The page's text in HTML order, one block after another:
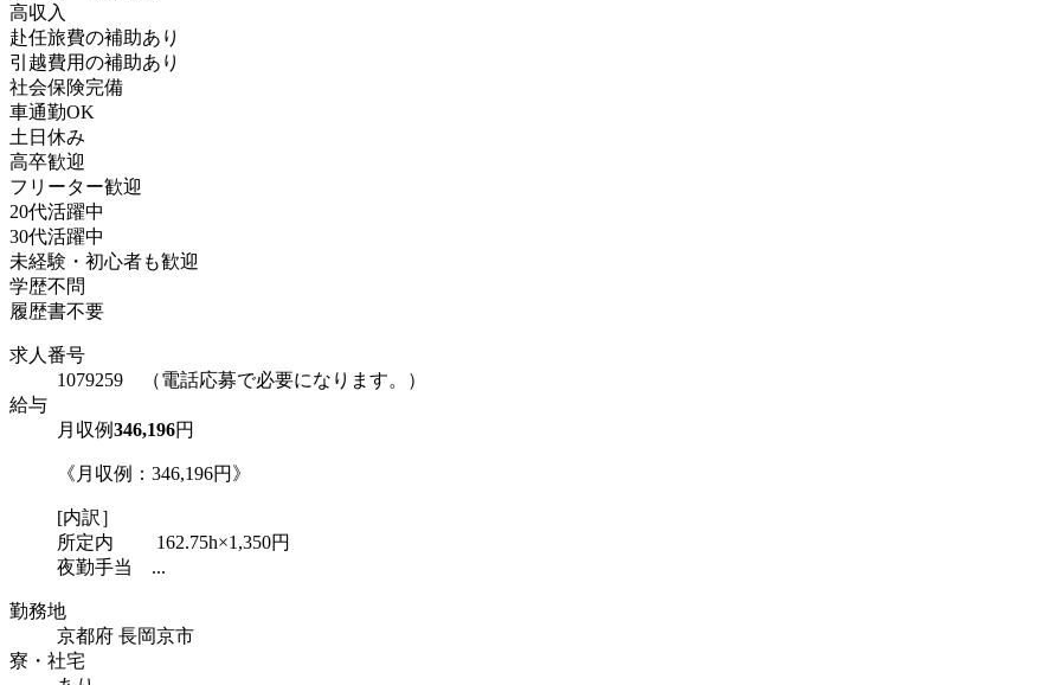
高収入
赴任旅費の補助あり
引越費用の補助あり
社会保険完備
車通勤OK
土日休み
高卒歓迎
フリーター歓迎
20代活躍中
30代活躍中
未経験・初心者も歓迎
学歴不問
履歴書不要
求人番号
1079259 （電話応募で必要になります。）
給与
月収例346,196円
《月収例：346,196円》
[内訳］
所定内 162.75h×1,350円
夜勤手当 ...
勤務地
京都府 長岡京市
寮・社宅